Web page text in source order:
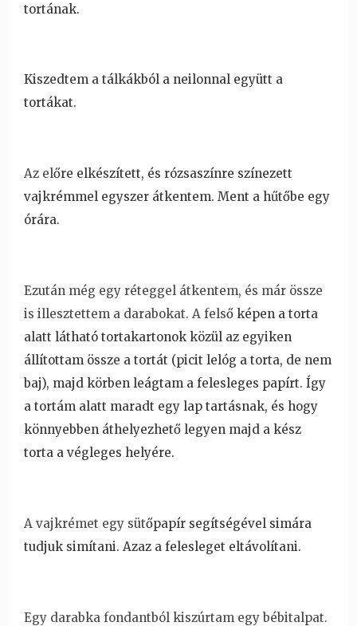
tortának.
Kiszedtem a tálkákból a neilonnal együtt a
tortákat.
Az előre elkészített, és rózsaszínre színezett
vajkrémmel egyszer átkentem. Ment a hűtőbe egy
órára.
Ezután még egy réteggel átkentem, és már össze
is illesztettem a darabokat. A felső képen a torta
alatt látható tortakartonok közül az egyiken
állítottam össze a tortát (picit lelóg a torta, de nem
baj), majd körben leágtam a felesleges papírt. Így
a tortám alatt maradt egy lap tartásnak, és hogy
könnyebben áthelyezhető legyen majd a kész
torta a végleges helyére.
A vajkrémet egy sütőpapír segítségével simára
tudjuk simítani. Azaz a felesleget eltávolítani.
Egy darabka fondantból kiszúrtam egy bébitalpat.